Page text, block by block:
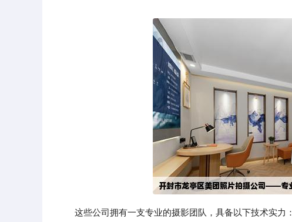
这些公司拥有一支专业的摄影团队，具备以下技术实力：